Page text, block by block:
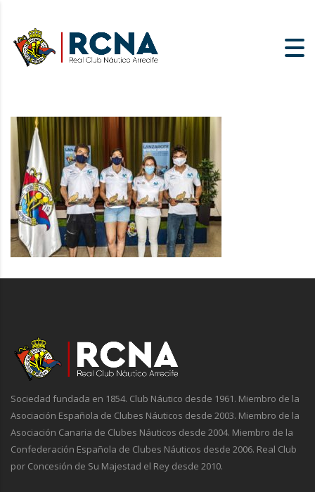
Sociedad fundada en 1854. Club Náutico desde 1961. Miembro de la
Asociación Española de Clubes Náuticos desde 2003. Miembro de la
Asociación Canaria de Clubes Náuticos desde 2004. Miembro de la
Confederación Española de Clubes Náuticos desde 2006. Real Club
por Concesión de Su Majestad el Rey desde 2010.